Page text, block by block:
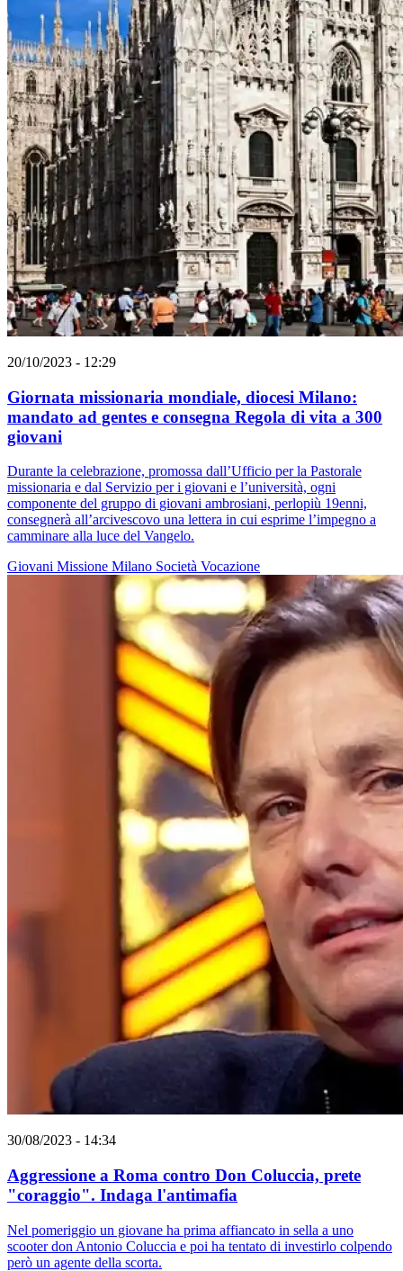
20/10/2023 - 12:29
Giornata missionaria mondiale, diocesi Milano:
mandato ad gentes e consegna Regola di vita a 300
giovani
Durante la celebrazione, promossa dall’Ufficio per la Pastorale
missionaria e dal Servizio per i giovani e l’università, ogni
componente del gruppo di giovani ambrosiani, perlopiù 19enni,
consegnerà all’arcivescovo una lettera in cui esprime l’impegno a
camminare alla luce del Vangelo.
Giovani Missione Milano Società Vocazione
30/08/2023 - 14:34
Aggressione a Roma contro Don Coluccia, prete
"coraggio". Indaga l'antimafia
Nel pomeriggio un giovane ha prima affiancato in sella a uno
scooter don Antonio Coluccia e poi ha tentato di investirlo colpendo
però un agente della scorta.